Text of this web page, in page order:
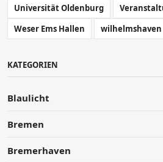
Universität Oldenburg
Weser Ems Hallen
wilhelmshaven
KATEGORIEN
Blaulicht
Bremen
Bremerhaven